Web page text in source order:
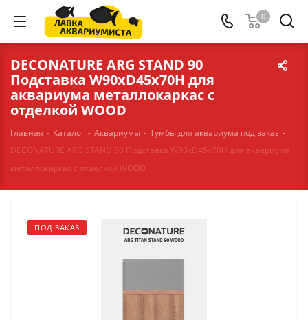
0
DECONATURE ARG STAND 90
Подставка W90хD45х70H для
аквариума металлокаркас с
отделкой WOOD
Главная - Каталог - Аквариумы - Тумбы для аквариума под заказ -
DECONATURE ARG STAND 90 Подставка W90хD45х70H для аквариума
металлокаркас с отделкой WOOD
ПОД ЗАКАЗ